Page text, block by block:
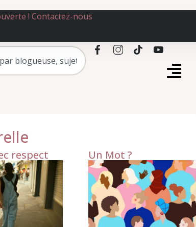
! Contactez-nous
respect Un Mot ?